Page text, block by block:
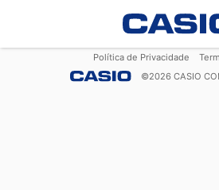
Política de Privacidade
©2026 CASIO